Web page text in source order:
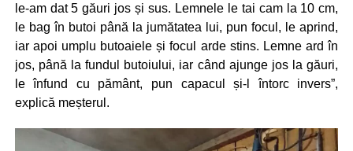
le-am dat 5 găuri jos și sus. Lemnele le tai cam la 10 cm,
le bag în butoi până la jumătatea lui, pun focul, le aprind,
iar apoi umplu butoaiele și focul arde stins. Lemne ard în
jos, până la fundul butoiului, iar când ajunge jos la găuri,
le înfund cu pământ, pun capacul și-l întorc invers”,
explică meșterul.